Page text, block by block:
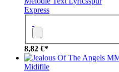
Express
8,82 €*
Midifile